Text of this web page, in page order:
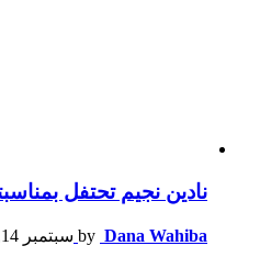
نادين نجيم تحتفل
by Dana Wahiba سبتمبر 14, 2023, 3:39 م